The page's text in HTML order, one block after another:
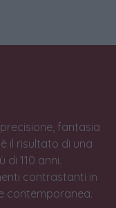
fantasia
il risultato di una
110 anni.
contrastanti in
contemporanea.